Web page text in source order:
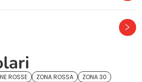
ROSSE ZONA ROSSA
ZONA 30